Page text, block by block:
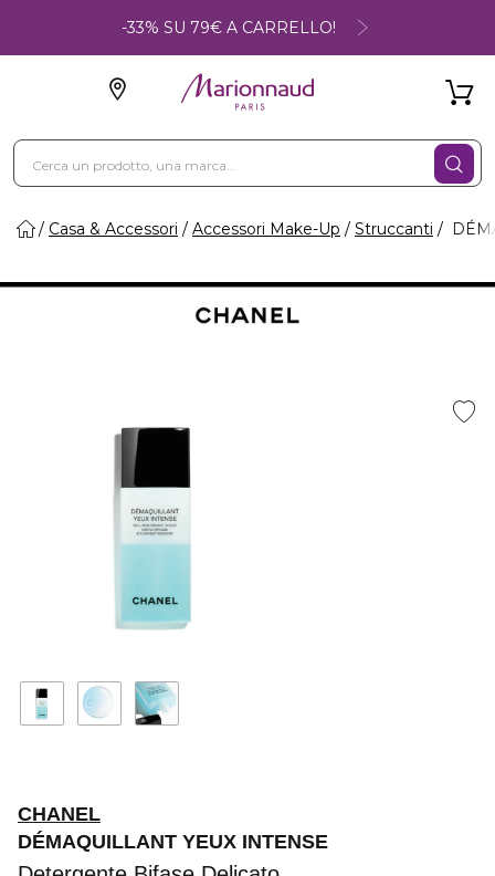
-33% SU 79€ A CARRELLO!
Casa & Accessori Accessori Make-Up Struccanti
CHANEL
DÉMAQUILLANT YEUX INTENSE